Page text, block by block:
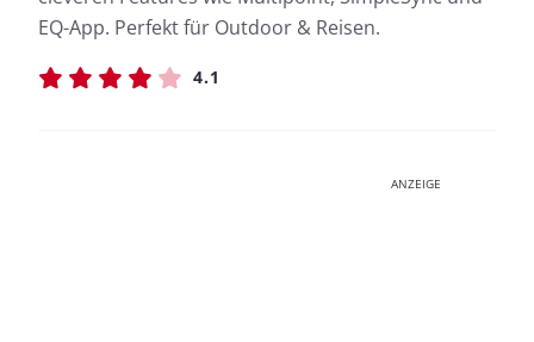
EQ-App. Perfekt für Outdoor & Reisen.
4.1
ANZEIGE